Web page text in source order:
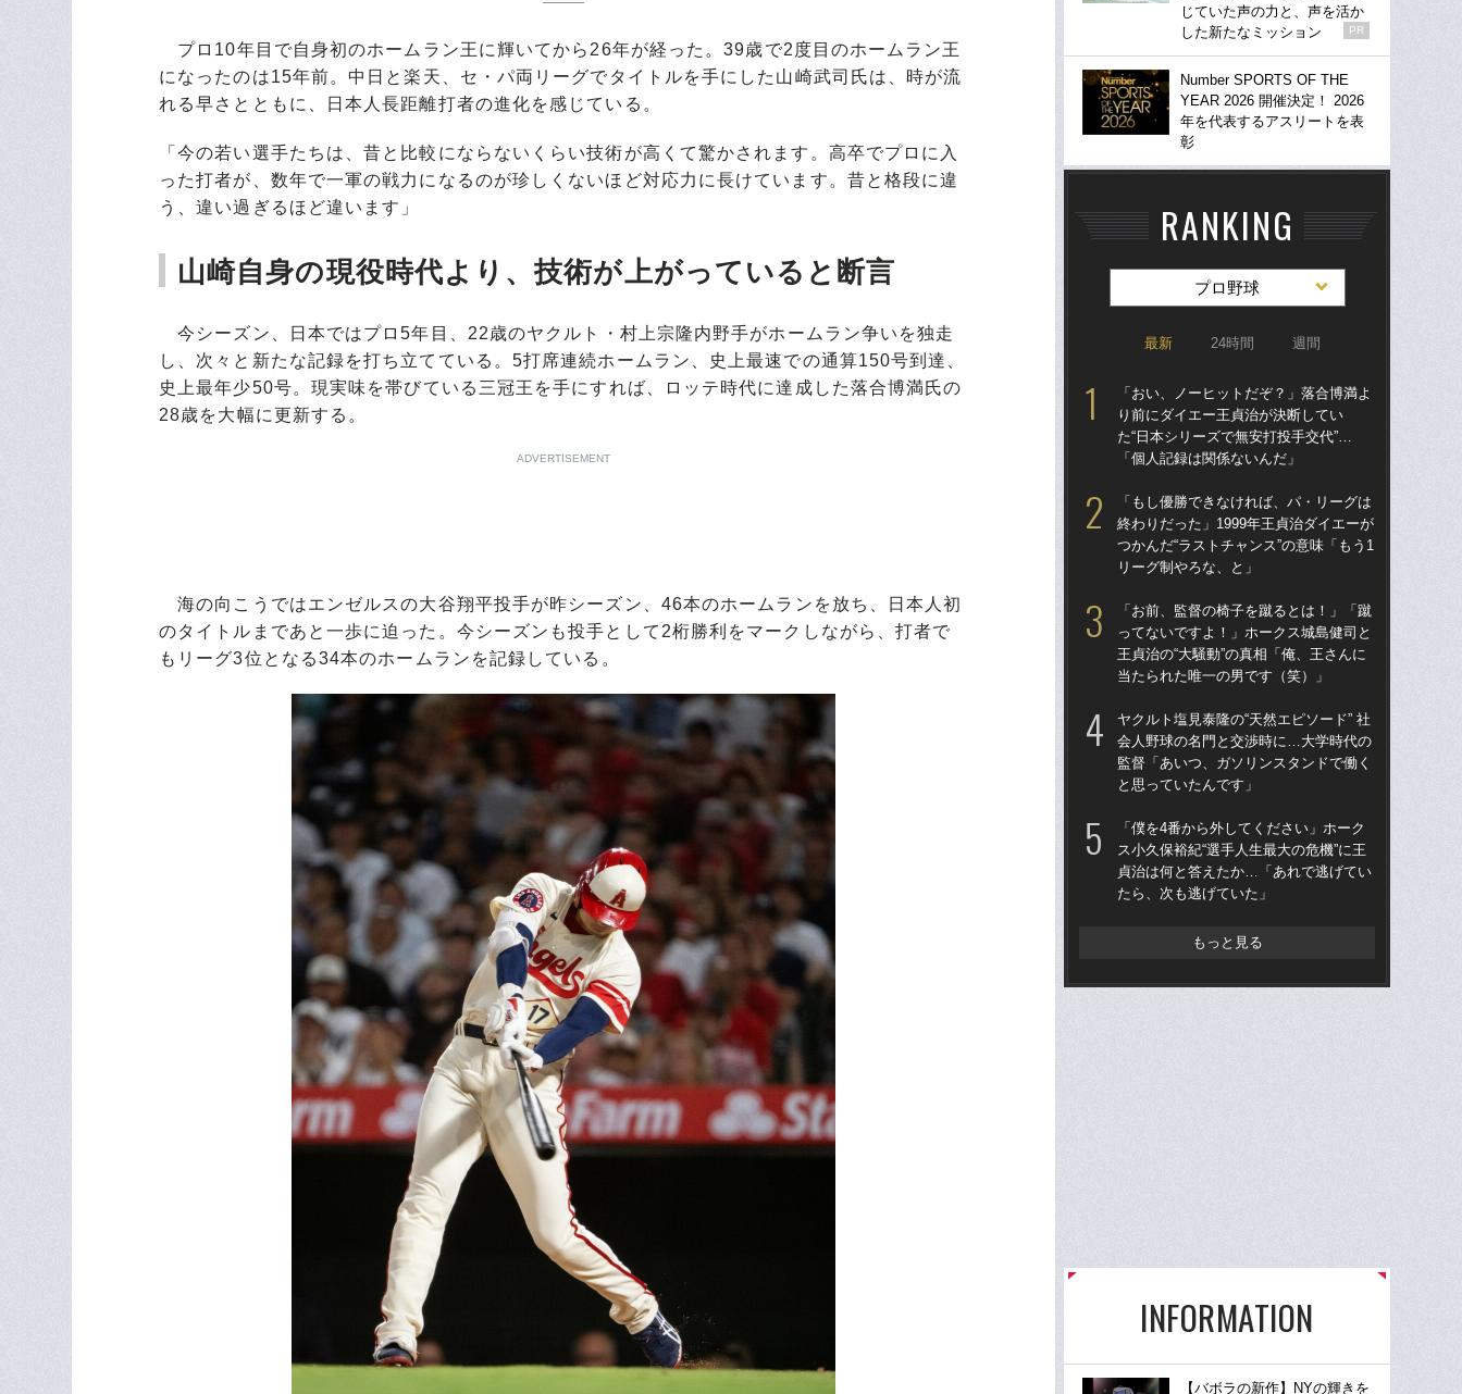
プロ10年目で自身初のホームラン王に輝いてから26年が経った。39歳で2度目のホームラン王
になったのは15年前。中日と楽天、セ・パ両リーグでタイトルを手にした山崎武司氏は、時が流
れる早さとともに、日本人長距離打者の進化を感じている。
「今の若い選手たちは、昔と比較にならないくらい技術が高くて驚かされます。高卒でプロに入
った打者が、数年で一軍の戦力になるのが珍しくないほど対応力に長けています。昔と格段に違
う、違い過ぎるほど違います」
山崎自身の現役時代より、技術が上がっていると断言
今シーズン、日本ではプロ5年目、22歳のヤクルト・村上宗隆内野手がホームラン争いを独走
し、次々と新たな記録を打ち立てている。5打席連続ホームラン、史上最速での通算150号到達、
史上最年少50号。現実味を帯びている三冠王を手にすれば、ロッテ時代に達成した落合博満氏の
28歳を大幅に更新する。
ADVERTISEMENT
海の向こうではエンゼルスの大谷翔平投手が昨シーズン、46本のホームランを放ち、日本人初
のタイトルまであと一歩に迫った。今シーズンも投手として2桁勝利をマークしながら、打者で
もリーグ3位となる34本のホームランを記録している。
じていた声の力と、声を活か
した新たなミッション
PR
Number SPORTS OF THE
YEAR 2026 開催決定！ 2026
年を代表するアスリートを表
彰
RANKING
プロ野球
最新 24時間 週間
「おい、ノーヒットだぞ？」落合博満よ
り前にダイエー王貞治が決断してい
た“日本シリーズで無安打投手交代”…
「個人記録は関係ないんだ」
「もし優勝できなければ、パ・リーグは
終わりだった」1999年王貞治ダイエーが
つかんだ“ラストチャンス”の意味「もう1
リーグ制やろな、と」
「お前、監督の椅子を蹴るとは！」「蹴
ってないですよ！」ホークス城島健司と
王貞治の“大騒動”の真相「俺、王さんに
当たられた唯一の男です（笑）」
ヤクルト塩見泰隆の“天然エピソード” 社
会人野球の名門と交渉時に…大学時代の
監督「あいつ、ガソリンスタンドで働く
と思っていたんです」
「僕を4番から外してください」ホーク
ス小久保裕紀“選手人生最大の危機”に王
貞治は何と答えたか…「あれで逃げてい
たら、次も逃げていた」
もっと見る
INFORMATION
【バボラの新作】NYの輝きを